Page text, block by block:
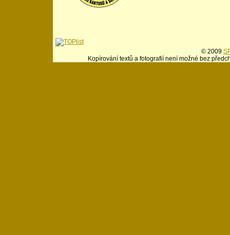
© 2009
Kopírování textů a fotografií není možné bez